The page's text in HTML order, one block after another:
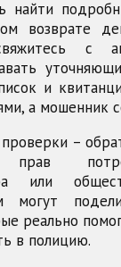
найти
возврате
с
и
а мошенник
–
или
могут
реально
в полицию.